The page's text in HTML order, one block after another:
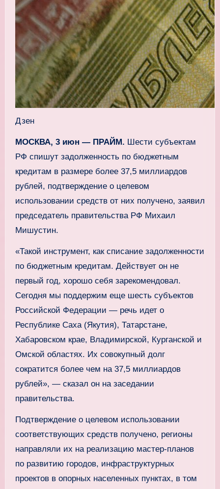
Дзен
МОСКВА, 3 июн — ПРАЙМ. Шести субъектам
РФ спишут задолженность по бюджетным
кредитам в размере более 37,5 миллиардов
рублей, подтверждение о целевом
использовании средств от них получено, заявил
председатель правительства РФ Михаил
Мишустин.
«Такой инструмент, как списание задолженности
по бюджетным кредитам. Действует он не
первый год, хорошо себя зарекомендовал.
Сегодня мы поддержим еще шесть субъектов
Российской Федерации — речь идет о
Республике Саха (Якутия), Татарстане,
Хабаровском крае, Владимирской, Курганской и
Омской областях. Их совокупный долг
сократится более чем на 37,5 миллиардов
рублей», — сказал он на заседании
правительства.
Подтверждение о целевом использовании
соответствующих средств получено, регионы
направляли их на реализацию мастер-планов
по развитию городов, инфраструктурных
проектов в опорных населенных пунктах, в том